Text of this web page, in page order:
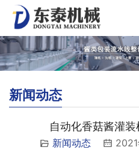
新闻动态
自动化香菇酱灌装
新闻动态